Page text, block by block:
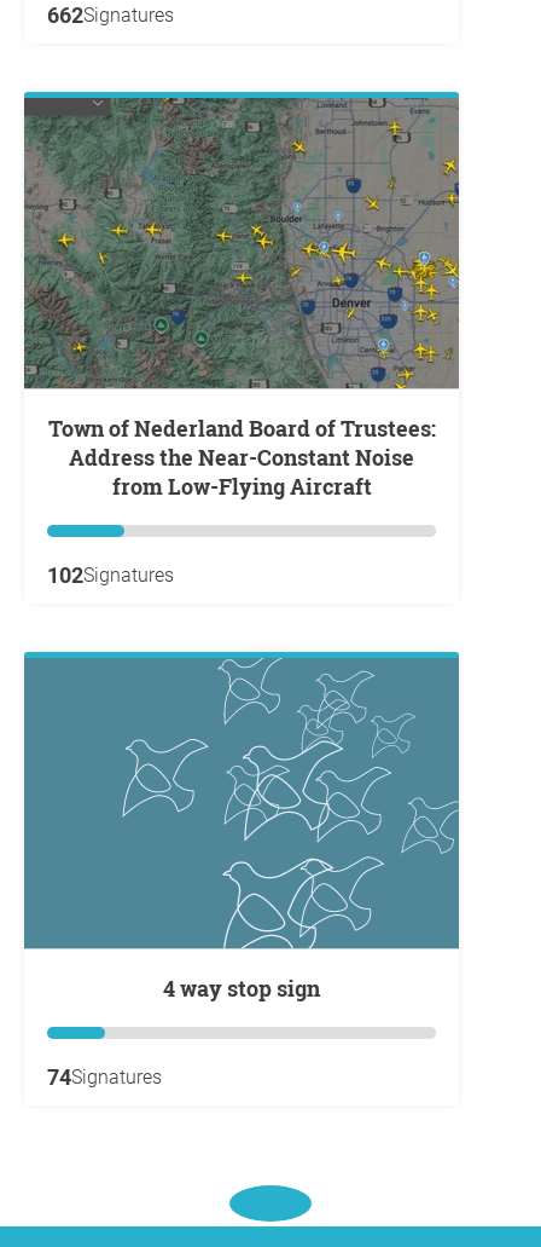
662Signatures
Town of Nederland Board of Trustees:
Address the Near-Constant Noise
from Low-Flying Aircraft
102Signatures
4 way stop sign
74Signatures